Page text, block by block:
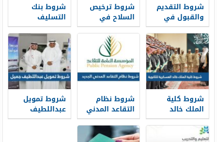
شروط التقديم
والقبول في
وظائف الدفاع
المدني 1448
شروط ترخيص
السلاح في
السعودية 1448
شروط بنك
التسليف
الجديدة 1448
للنساء بدون
كفيل
شروط كلية
الملك خالد
العسكرية
للثانوية 1448
شروط نظام
التقاعد المدني
الجديد 1448
شروط تمويل
عبداللطيف
جميل 1448